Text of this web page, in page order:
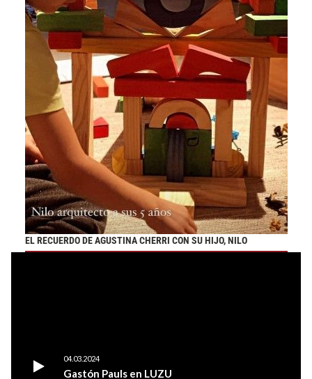
EL RECUERDO DE AGUSTINA CHERRI CON SU HIJO, NILO